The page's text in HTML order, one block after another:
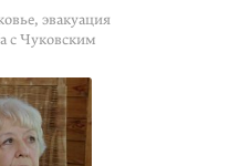
эвакуация
с Чуковским